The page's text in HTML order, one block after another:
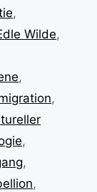
,
Wilde,
,
,
,
,
,